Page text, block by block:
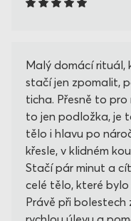
Malý domácí rituál,
stačí jen zpomalit,
ticha. Přesně to
to jen podložka, je
tělo i hlavu po
křesle, v klidném
Stačí pár minut a
celé tělo, které
Právě při bolestech